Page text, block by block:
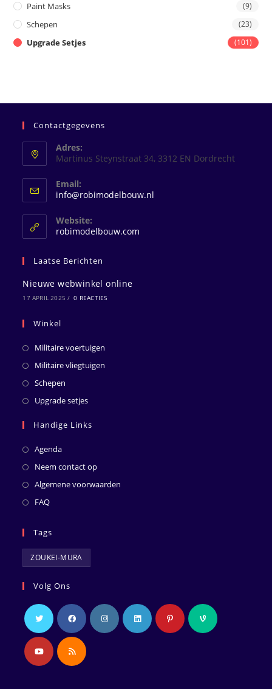
Paint Masks (9)
Schepen (23)
Upgrade Setjes (101)
Contactgegevens
Adres:
Martinus Steynstraat 34, 3312 EN Dordrecht
Email:
info@robimodelbouw.nl
Website:
robimodelbouw.com
Laatse Berichten
Nieuwe webwinkel online
17 APRIL 2025 / 0 REACTIES
Winkel
Militaire voertuigen
Militaire vliegtuigen
Schepen
Upgrade setjes
Handige Links
Agenda
Neem contact op
Algemene voorwaarden
FAQ
Tags
ZOUKEI-MURA
Volg Ons
Opent
in
Opent
in